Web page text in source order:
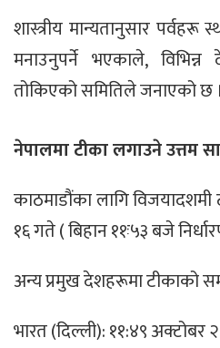
शास्त्रीय मान्यतानुसार
मनाउनुपर्ने भएकाले,
तोकिएको समितिले जनाएको छ ।
नेपालमा टीका लगाउने उत्तम
काठमाडौंका लागि
१६ गते ( बिहान ११ः५३ बजे
अन्य प्रमुख देशहरूमा टीकाको
भारत (दिल्ली): ११:४९ अक्टोबर २